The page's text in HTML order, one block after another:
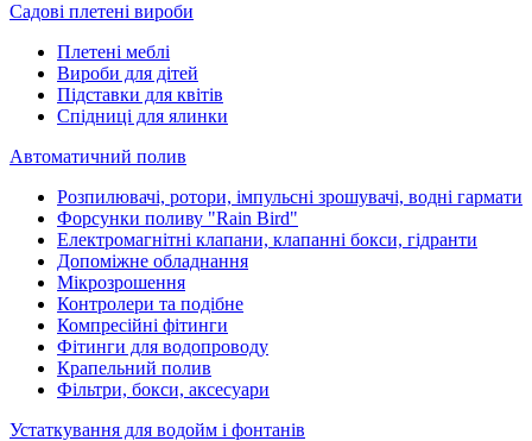
Садові плетені вироби
Плетені меблі
Вироби для дітей
Підставки для квітів
Спідниці для ялинки
Автоматичний полив
Розпилювачі, ротори, імпульсні зрошувачі, водні гармати
Форсунки поливу "Rain Bird"
Електромагнітні клапани, клапанні бокси, гідранти
Допоміжне обладнання
Мікрозрошення
Контролери та подібне
Компресійні фітинги
Фітинги для водопроводу
Крапельний полив
Фільтри, бокси, аксесуари
Устаткування для водойм і фонтанів